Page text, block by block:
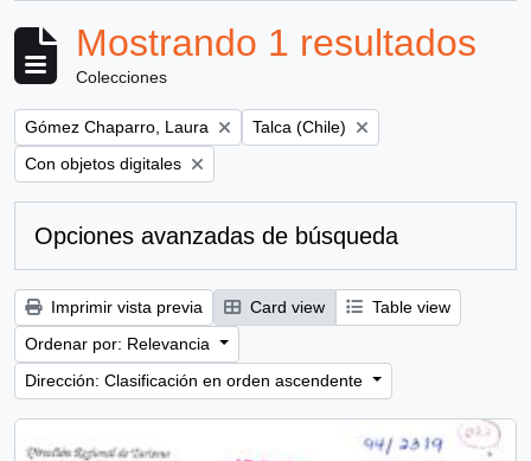
Mostrando 1 resultados
Colecciones
Remove filter:
Gómez Chaparro, Laura Remove filter:
Talca (Chile)
Remove filter:
Con objetos digitales
Opciones avanzadas de búsqueda
Imprimir vista previa Card view
Table view
Ordenar por: Relevancia
Dirección: Clasificación en orden ascendente